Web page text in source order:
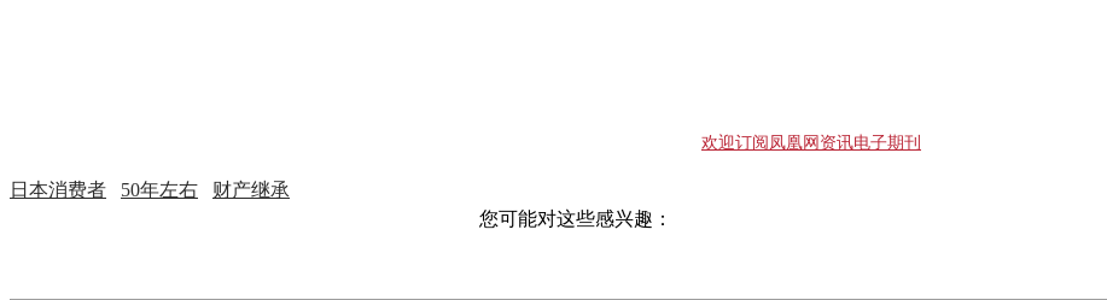
欢迎订阅凤凰网资讯电子期刊
日本消费者 50年左右
财产继承
您可能对这些感兴趣：